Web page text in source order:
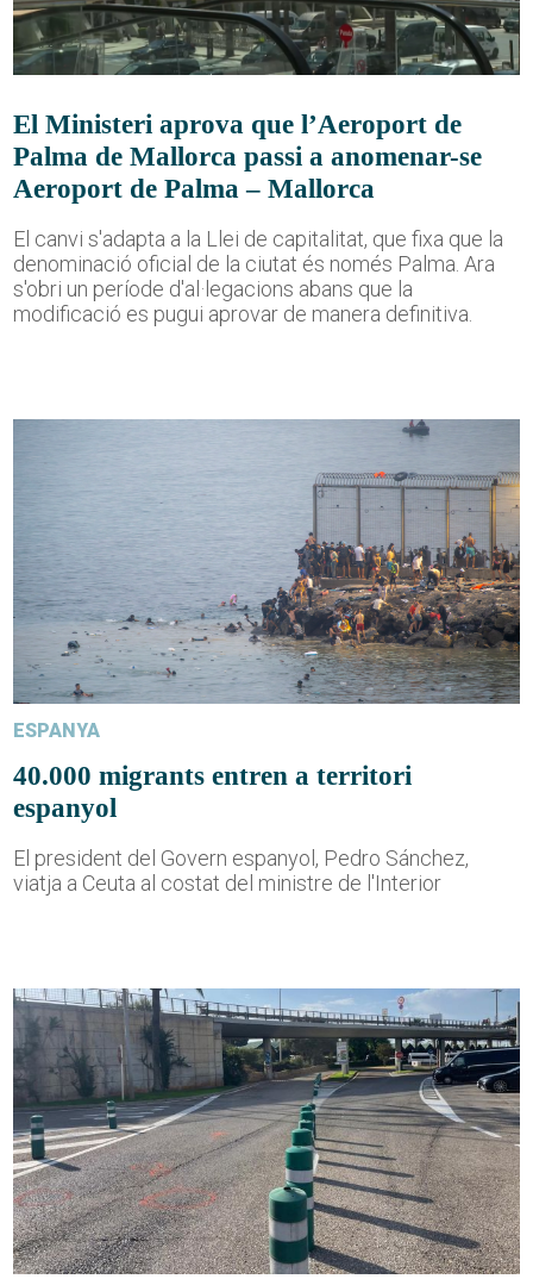
El Ministeri aprova que l’Aeroport de
Palma de Mallorca passi a anomenar-se
Aeroport de Palma – Mallorca
El canvi s'adapta a la Llei de capitalitat, que fixa que la
denominació oficial de la ciutat és només Palma. Ara
s'obri un període d'al·legacions abans que la
modificació es pugui aprovar de manera definitiva.
ESPANYA
40.000 migrants entren a territori
espanyol
El president del Govern espanyol, Pedro Sánchez,
viatja a Ceuta al costat del ministre de l'Interior